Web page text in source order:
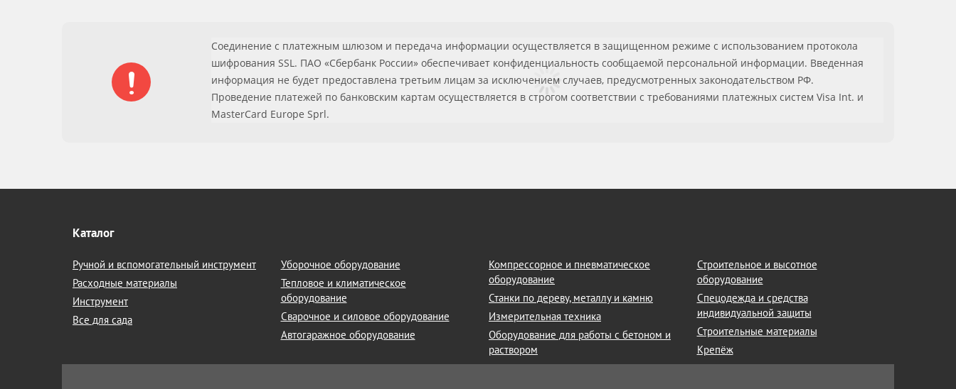
Соединение с платежным шлюзом и передача информации осуществляется в защищенном режиме с использованием протокола
шифрования SSL. ПАО «Сбербанк России» обеспечивает конфиденциальность сообщаемой персональной информации. Введенная
информация не будет предоставлена третьим лицам за исключением случаев, предусмотренных законодательством РФ.
Проведение платежей по банковским картам осуществляется в строгом соответствии с требованиями платежных систем Visa Int. и
MasterCard Europe Sprl.
Каталог
Ручной и вспомогательный инструмент
Расходные материалы
Инструмент
Все для сада
Уборочное оборудование
Тепловое и климатическое
оборудование
Сварочное и силовое оборудование
Автогаражное оборудование
Компрессорное и пневматическое
оборудование
Станки по дереву, металлу и камню
Измерительная техника
Оборудование для работы с бетоном и
раствором
Строительное и высотное
оборудование
Спецодежда и средства
индивидуальной защиты
Строительные материалы
Крепёж